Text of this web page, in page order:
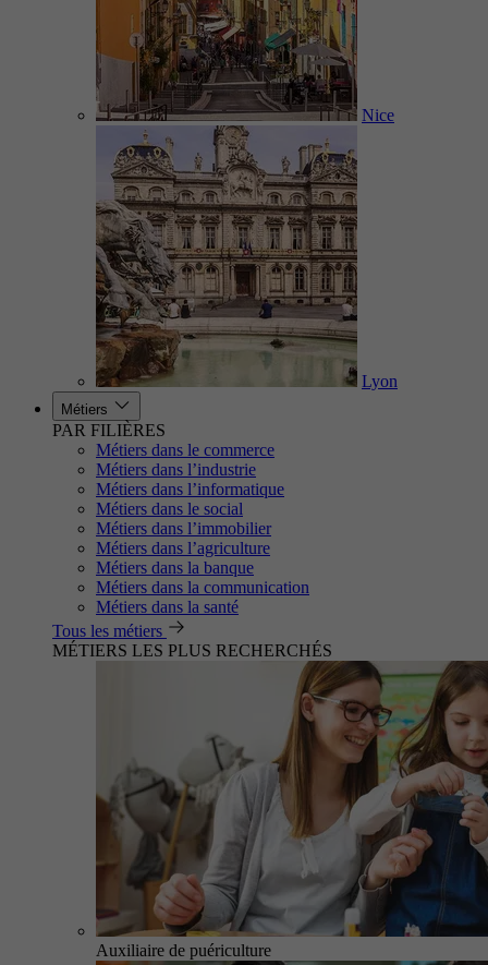
Nice
Lyon
Métiers
PAR FILIÈRES
Métiers dans le commerce
Métiers dans l’industrie
Métiers dans l’informatique
Métiers dans le social
Métiers dans l’immobilier
Métiers dans l’agriculture
Métiers dans la banque
Métiers dans la communication
Métiers dans la santé
Tous les métiers
MÉTIERS LES PLUS RECHERCHÉS
Auxiliaire de puériculture